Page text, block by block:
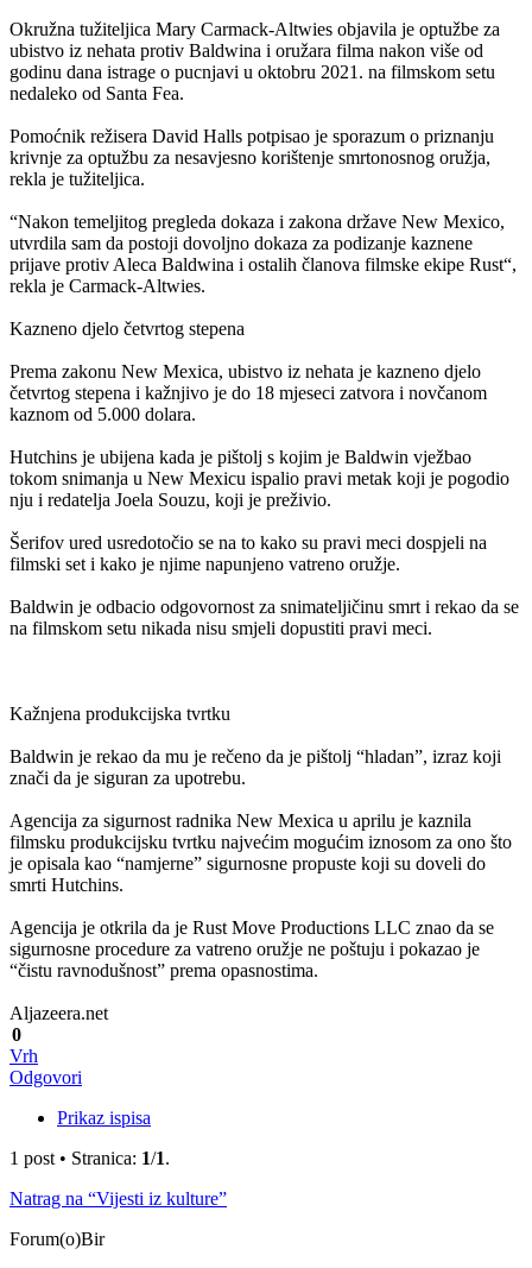
Okružna tužiteljica Mary Carmack-Altwies objavila je optužbe za
ubistvo iz nehata protiv Baldwina i oružara filma nakon više od
godinu dana istrage o pucnjavi u oktobru 2021. na filmskom setu
nedaleko od Santa Fea.
Pomoćnik režisera David Halls potpisao je sporazum o priznanju
krivnje za optužbu za nesavjesno korištenje smrtonosnog oružja,
rekla je tužiteljica.
“Nakon temeljitog pregleda dokaza i zakona države New Mexico,
utvrdila sam da postoji dovoljno dokaza za podizanje kaznene
prijave protiv Aleca Baldwina i ostalih članova filmske ekipe Rust“,
rekla je Carmack-Altwies.
Kazneno djelo četvrtog stepena
Prema zakonu New Mexica, ubistvo iz nehata je kazneno djelo
četvrtog stepena i kažnjivo je do 18 mjeseci zatvora i novčanom
kaznom od 5.000 dolara.
Hutchins je ubijena kada je pištolj s kojim je Baldwin vježbao
tokom snimanja u New Mexicu ispalio pravi metak koji je pogodio
nju i redatelja Joela Souzu, koji je preživio.
Šerifov ured usredotočio se na to kako su pravi meci dospjeli na
filmski set i kako je njime napunjeno vatreno oružje.
Baldwin je odbacio odgovornost za snimateljičinu smrt i rekao da se
na filmskom setu nikada nisu smjeli dopustiti pravi meci.
Kažnjena produkcijska tvrtku
Baldwin je rekao da mu je rečeno da je pištolj “hladan”, izraz koji
znači da je siguran za upotrebu.
Agencija za sigurnost radnika New Mexica u aprilu je kaznila
filmsku produkcijsku tvrtku najvećim mogućim iznosom za ono što
je opisala kao “namjerne” sigurnosne propuste koji su doveli do
smrti Hutchins.
Agencija je otkrila da je Rust Move Productions LLC znao da se
sigurnosne procedure za vatreno oružje ne poštuju i pokazao je
“čistu ravnodušnost” prema opasnostima.
Aljazeera.net
0
Vrh
Odgovori
Prikaz ispisa
1 post • Stranica: 1/1.
Natrag na “Vijesti iz kulture”
Forum(o)Bir